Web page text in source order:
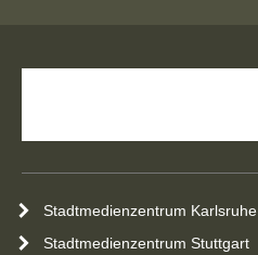
Stadtmedienzentrum Karlsruhe
Stadtmedienzentrum Stuttgart